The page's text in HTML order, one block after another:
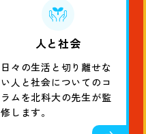
人と社会
日々の生活と切り離せな
い人と社会についてのコ
ラムを北科大の先生が監
修します。